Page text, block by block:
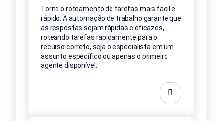
Torne o roteamento de tarefas mais fácil e
rápido. A automação de trabalho garante que
as respostas sejam rápidas e eficazes,
roteando tarefas rapidamente para o
recurso correto, seja o especialista em um
assunto específico ou apenas o primeiro
agente disponível.